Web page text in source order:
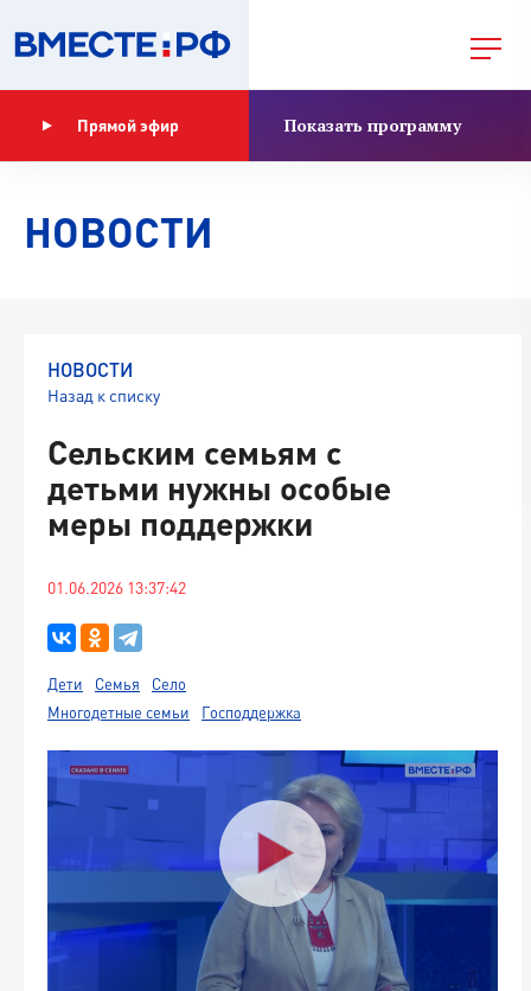
Прямой эфир Показать программу
НОВОСТИ
НОВОСТИ
Назад к списку
Сельским семьям с
детьми нужны особые
меры поддержки
01.06.2026 13:37:42
Дети Семья
Село
Многодетные семьи
Господдержка